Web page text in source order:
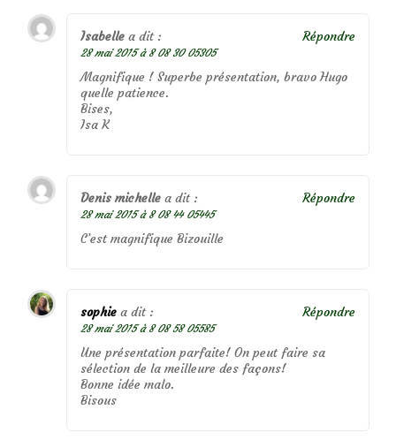
Isabelle a dit :
28 mai 2015 à 8 08 30 05305
Magnifique ! Superbe présentation, bravo Hugo
quelle patience.
Bises,
Isa K
Répondre
Denis michelle a dit :
28 mai 2015 à 8 08 44 05445
C’est magnifique Bizouille
Répondre
sophie a dit :
28 mai 2015 à 8 08 58 05585
Une présentation parfaite! On peut faire sa
sélection de la meilleure des façons!
Bonne idée malo.
Bisous
Répondre